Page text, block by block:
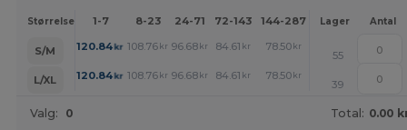
Størrelse 1-7 8-23 24-71 72-143 144-287 288 + Mere
Lager Antal
S/M 120.84kr 108.76 kr 96.68 kr 84.61 kr 78.50 kr +
55
L/XL
120.84kr 108.76 kr 96.68 kr 84.61 kr 78.50 kr +
39
Valg: 0 Total: 0.00